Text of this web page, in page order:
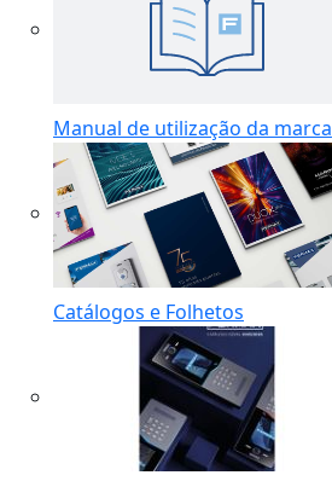
Manual de utilização da marca
Catálogos e Folhetos